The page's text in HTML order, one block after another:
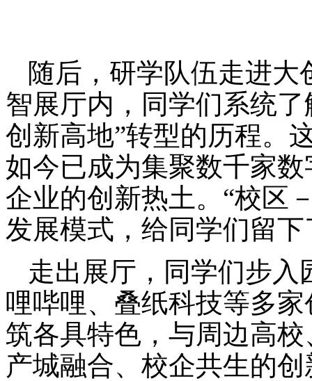
随后，研学队伍走进
智展厅内，同学们系统
创新高地”转型的历程。
如今已成为集聚数千家
企业的创新热土。“校区
发展模式，给同学们留
走出展厅，同学们步
哩哔哩、叠纸科技等多
筑各具特色，与周边高
产城融合、校企共生的